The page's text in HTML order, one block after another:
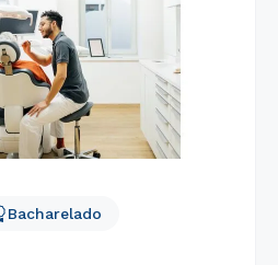
Bacharelado